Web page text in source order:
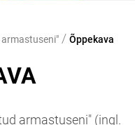
/ Õppekava
armastuseni" (ingl.